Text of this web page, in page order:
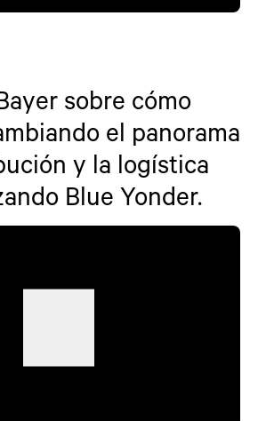
sobre cómo
el panorama
y la logística
Blue Yonder.